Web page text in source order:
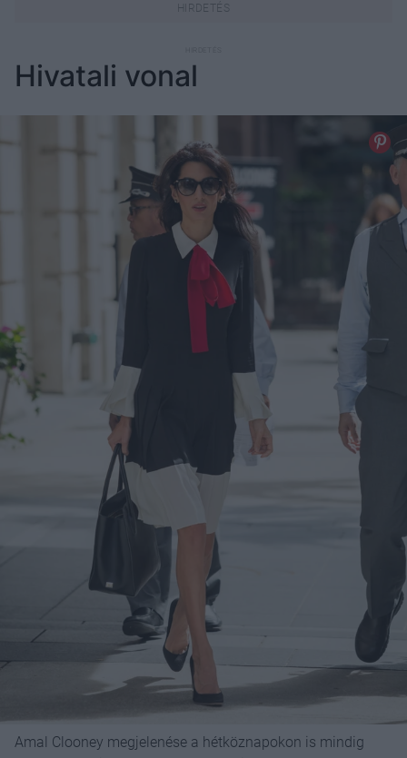
Hivatali vonal
Amal Clooney megjelenése a hétköznapokon is mindig